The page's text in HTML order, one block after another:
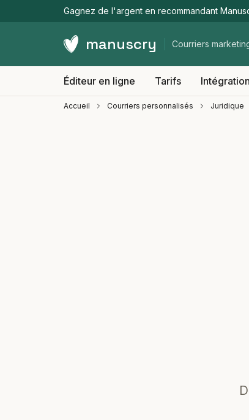
Gagnez de l'argent en recommandant
manuscry Courriers
Éditeur en ligne Tarifs
Accueil Courriers personnalisés Juridique